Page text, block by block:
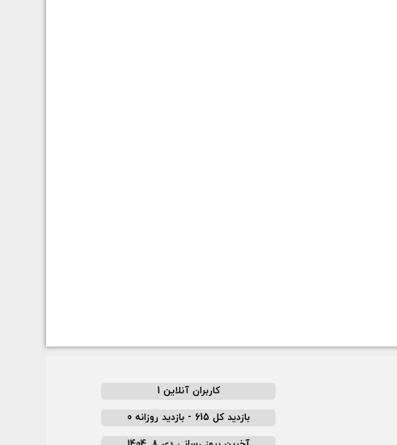
کاربران آنلاین 1
بازدید کل 615 - بازدید روزانه 0